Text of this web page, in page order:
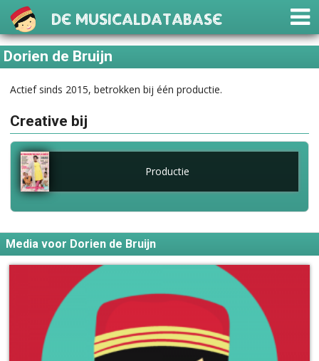
De Musicaldatabase
Dorien de Bruijn
Actief sinds 2015, betrokken bij één productie.
Creative bij
Productie
Media voor Dorien de Bruijn